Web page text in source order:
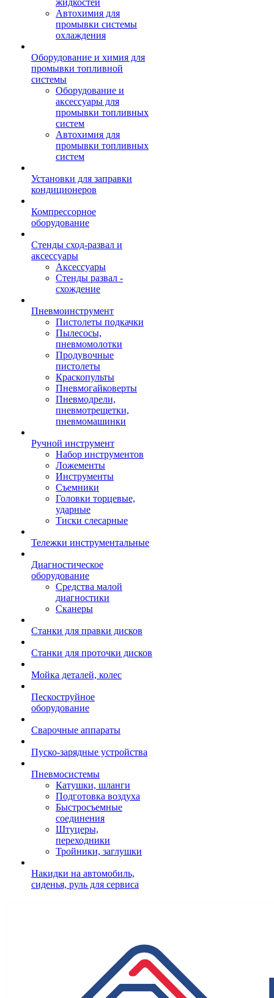
жидкостей
Автохимия для
промывки системы
охлаждения
Оборудование и химия для
промывки топливной
системы
Оборудование и
аксессуары для
промывки топливных
систем
Автохимия для
промывки топливных
систем
Установки для заправки
кондиционеров
Компрессорное
оборудование
Стенды сход-развал и
аксессуары
Аксессуары
Стенды развал -
схождение
Пневмоинструмент
Пистолеты подкачки
Пылесосы,
пневмомолотки
Продувочные
пистолеты
Краскопульты
Пневмогайковерты
Пневмодрели,
пневмотрещетки,
пневмомашинки
Ручной инструмент
Набор инструментов
Ложементы
Инструменты
Съемники
Головки торцевые,
ударные
Тиски слесарные
Тележки инструментальные
Диагностическое
оборудование
Средства малой
диагностики
Сканеры
Станки для правки дисков
Станки для проточки дисков
Мойка деталей, колес
Пескоструйное
оборудование
Сварочные аппараты
Пуско-зарядные устройства
Пневмосистемы
Катушки, шланги
Подготовка воздуха
Быстросъемные
соединения
Штуцеры,
переходники
Тройники, заглушки
Накидки на автомобиль,
сиденья, руль для сервиса